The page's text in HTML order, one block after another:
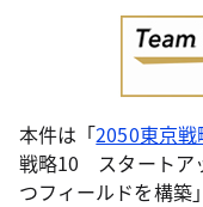
本件は「2050東京戦
戦略10 スタートア
つフィールドを構築」